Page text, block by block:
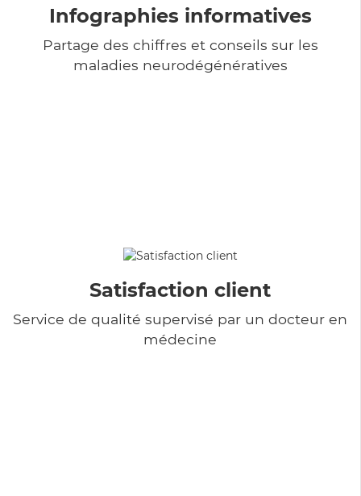
Infographies informatives
Partage des chiffres et conseils sur les
maladies neurodégénératives
Satisfaction client
Service de qualité supervisé par un docteur en
médecine